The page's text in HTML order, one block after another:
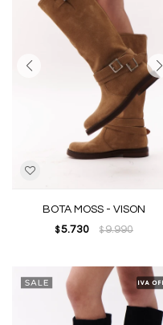
BOTA MOSS - VISON
$ 5.730 $9.990